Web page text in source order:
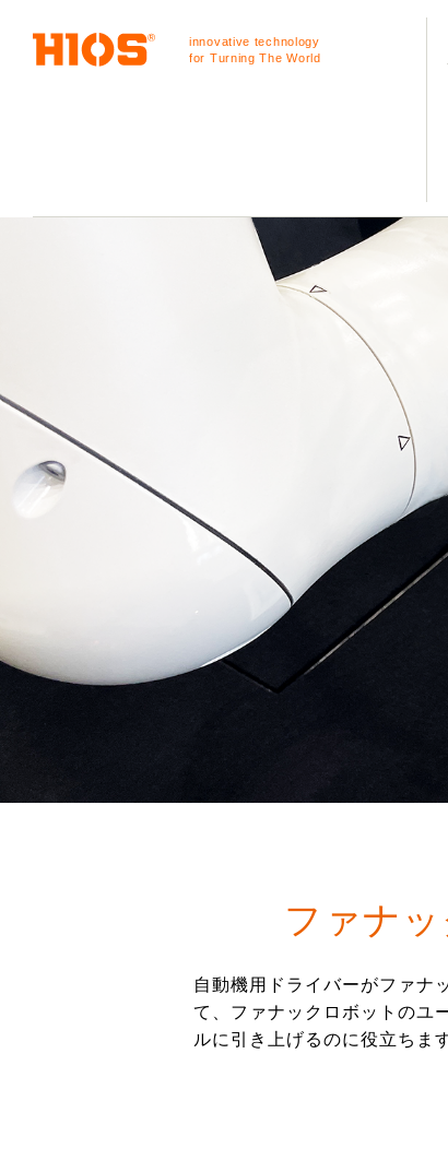
innovative technology
for Turning The World
ファナ
自動機用ドライバーがファナ
て、ファナックロボットのユ
ルに引き上げるのに役立ちま